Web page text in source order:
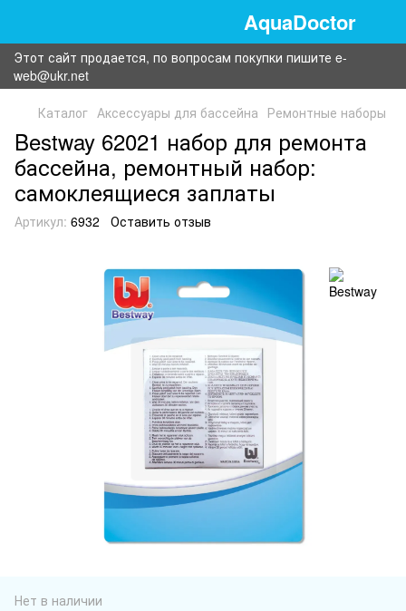
AquaDoctor
Этот сайт продается, по вопросам покупки пишите e-
web@ukr.net
Каталог Аксессуары для бассейна Ремонтные наборы
Bestway 62021 набор для ремонта
бассейна, ремонтный набор:
самоклеящиеся заплаты
Артикул: 6932 Оставить отзыв
Нет в наличии